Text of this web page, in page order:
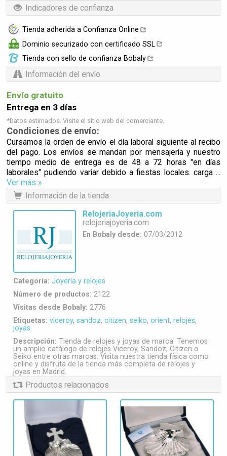
Indicadores de confianza
Tienda adherida a Confianza Online
Dominio securizado con certificado SSL
Tienda con sello de confianza Bobaly
Información del envío
Envío gratuito
Entrega en 3 días
*Datos estimados. Visite el sitio web del comerciante.
Condiciones de envío:
Cursamos la orden de envío el día laboral siguiente al recibo
del pago. Los envíos se mandan por mensajería y nuestro
tiempo medio de entrega es de 48 a 72 horas "en días
laborales" pudiendo variar debido a fiestas locales. carga ...
Ver más »
Información de la tienda
RelojeriaJoyeria.com
relojeriajoyeria.com
En Bobaly desde: 07/03/2012
Categoría: Joyería y relojes
Número de productos: 2122
Visitas desde Bobaly: 2776
Etiquetas: viceroy, sandoz, citizen, seiko, orient, relojes,
joyas
Descripción: Tienda de relojes y joyas de marca. Tenemos
un amplio catálogo de relojes Viceroy, Sandoz, Citizen o
Seiko entre otras marcas. Visita nuestra tienda física como
online y disfruta de la tienda más completa de relojes y
joyas en Madrid.
Productos relacionados